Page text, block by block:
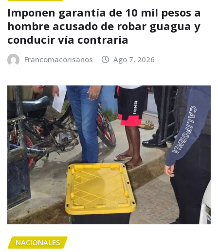
Imponen garantía de 10 mil pesos a
hombre acusado de robar guagua y
conducir vía contraria
Francomacorisanos Ago 7, 2026
NACIONALES